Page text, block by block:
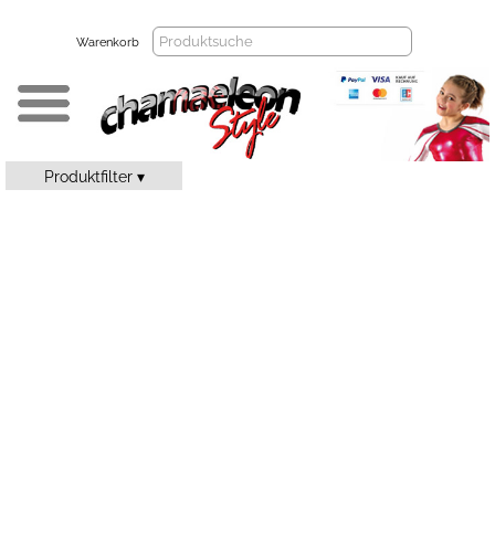
Warenkorb
Produktfilter ▾